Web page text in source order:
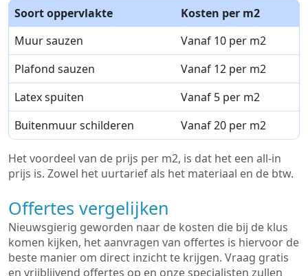
Soort oppervlakte
Kosten per m2
Muur sauzen
Vanaf 10 per m2
Plafond sauzen
Vanaf 12 per m2
Latex spuiten
Vanaf 5 per m2
Buitenmuur schilderen
Vanaf 20 per m2
Het voordeel van de prijs per m2, is dat het een all-in
prijs is. Zowel het uurtarief als het materiaal en de btw.
Offertes vergelijken
Nieuwsgierig geworden naar de kosten die bij de klus
komen kijken, het aanvragen van offertes is hiervoor de
beste manier om direct inzicht te krijgen. Vraag gratis
en vrijblijvend offertes op en onze specialisten zullen